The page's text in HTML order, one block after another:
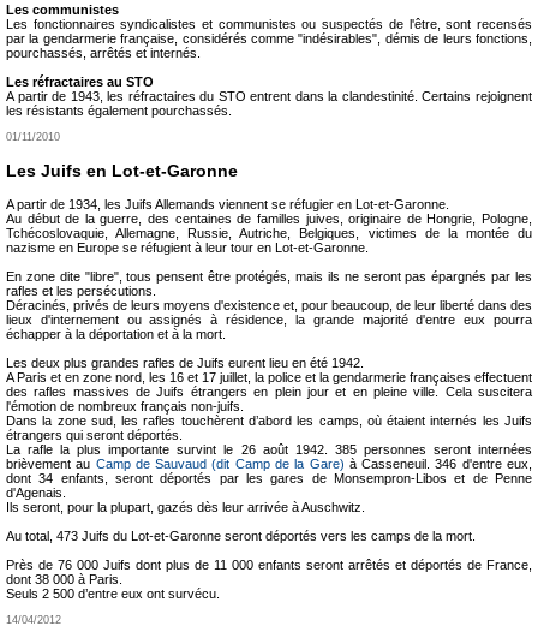
Les communistes
Les fonctionnaires syndicalistes et communistes ou suspectés de l'être, sont recensés
par la gendarmerie française, considérés comme "indésirables", démis de leurs fonctions,
pourchassés, arrêtés et internés.
Les réfractaires au STO
A partir de 1943, les réfractaires du STO entrent dans la clandestinité. Certains rejoignent
les résistants également pourchassés.
01/11/2010
Les Juifs en Lot-et-Garonne
A partir de 1934, les Juifs Allemands viennent se réfugier en Lot-et-Garonne.
Au début de la guerre, des centaines de familles juives, originaire de Hongrie, Pologne,
Tchécoslovaquie, Allemagne, Russie, Autriche, Belgiques, victimes de la montée du
nazisme en Europe se réfugient à leur tour en Lot-et-Garonne.
En zone dite "libre", tous pensent être protégés, mais ils ne seront pas épargnés par les
rafles et les persécutions.
Déracinés, privés de leurs moyens d'existence et, pour beaucoup, de leur liberté dans des
lieux d'internement ou assignés à résidence, la grande majorité d'entre eux pourra
échapper à la déportation et à la mort.
Les deux plus grandes rafles de Juifs eurent lieu en été 1942.
A Paris et en zone nord, les 16 et 17 juillet, la police et la gendarmerie françaises effectuent
des rafles massives de Juifs étrangers en plein jour et en pleine ville. Cela suscitera
l'émotion de nombreux français non-juifs.
Dans la zone sud, les rafles touchèrent d’abord les camps, où étaient internés les Juifs
étrangers qui seront déportés.
La rafle la plus importante survint le 26 août 1942. 385 personnes seront internées
brièvement au Camp de Sauvaud (dit Camp de la Gare) à Casseneuil. 346 d'entre eux,
dont 34 enfants, seront déportés par les gares de Monsempron-Libos et de Penne
d'Agenais.
Ils seront, pour la plupart, gazés dès leur arrivée à Auschwitz.
Au total, 473 Juifs du Lot-et-Garonne seront déportés vers les camps de la mort.
Près de 76 000 Juifs dont plus de 11 000 enfants seront arrêtés et déportés de France,
dont 38 000 à Paris.
Seuls 2 500 d’entre eux ont survécu.
14/04/2012